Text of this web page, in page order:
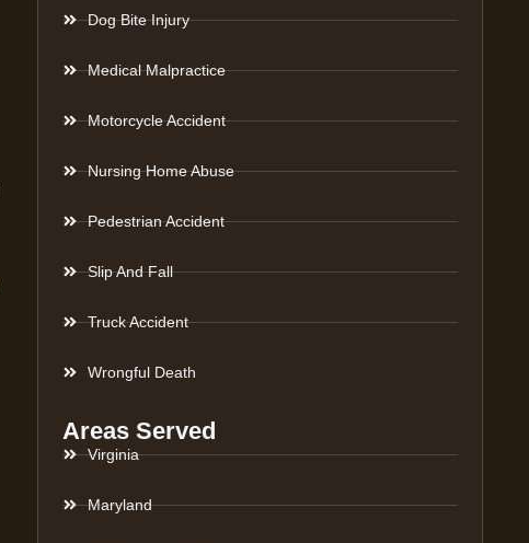
Dog Bite Injury
Medical Malpractice
Motorcycle Accident
Nursing Home Abuse
Pedestrian Accident
Slip And Fall
Truck Accident
Wrongful Death
Areas Served
Virginia
Maryland